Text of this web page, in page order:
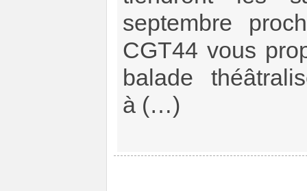
septembre
CGT44 vous
balade
à (…)